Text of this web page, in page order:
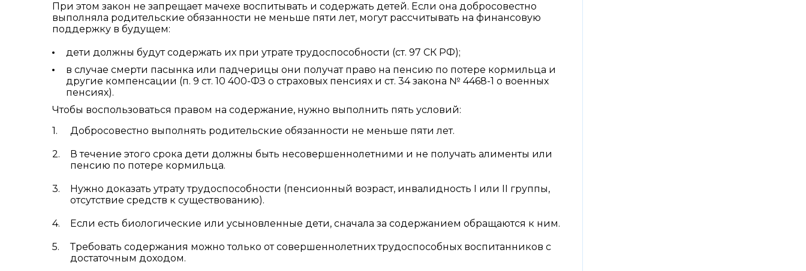
При этом закон не запрещает мачехе воспитывать и содержать детей. Если она добросовестно
выполняла родительские обязанности не меньше пяти лет, могут рассчитывать на финансовую
поддержку в будущем:
дети должны будут содержать их при утрате трудоспособности (ст. 97 СК РФ);
в случае смерти пасынка или падчерицы они получат право на пенсию по потере кормильца и
другие компенсации (п. 9 ст. 10 400-ФЗ о страховых пенсиях и ст. 34 закона № 4468-1 о военных
пенсиях).
Чтобы воспользоваться правом на содержание, нужно выполнить пять условий:
Добросовестно выполнять родительские обязанности не меньше пяти лет.
В течение этого срока дети должны быть несовершеннолетними и не получать алименты или
пенсию по потере кормильца.
Нужно доказать утрату трудоспособности (пенсионный возраст, инвалидность I или II группы,
отсутствие средств к существованию).
Если есть биологические или усыновленные дети, сначала за содержанием обращаются к ним.
Требовать содержания можно только от совершеннолетних трудоспособных воспитанников с
достаточным доходом.